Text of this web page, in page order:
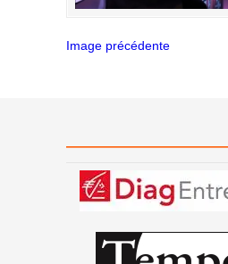
Image précédente